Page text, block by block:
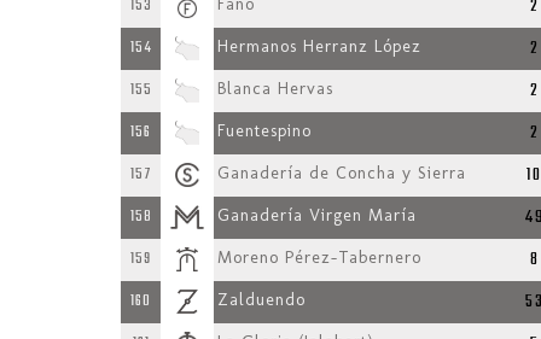
153 Fano 2
154 Hermanos Herranz López 2
155 Blanca Hervas 2
156 Fuentespino 2
157 Ganadería de Concha y Sierra 10
158 Ganadería Virgen María
159 Moreno Pérez-Tabernero 8
160 Zalduendo